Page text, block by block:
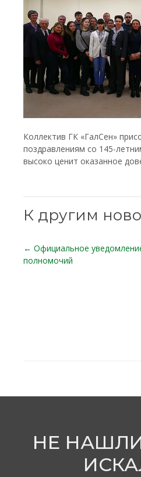
Коллектив ГК «ГалСен»
поздравлениям со 145-
высоко ценит оказанное
К другим
← Официальное
полномочий
НЕ